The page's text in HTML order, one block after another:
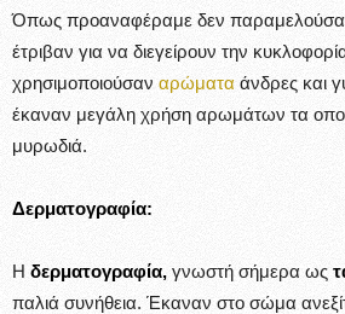
Όπως προαναφέραμε δεν
έτριβαν για να διεγείρουν την
χρησιμοποιούσαν αρώματα άνδρες και
έκαναν μεγάλη χρήση αρωμάτων τα
μυρωδιά.
Δερματογραφία:
Η δερματογραφία, γνωστή σήμερα ως
παλιά συνήθεια. Έκαναν στο σώμα